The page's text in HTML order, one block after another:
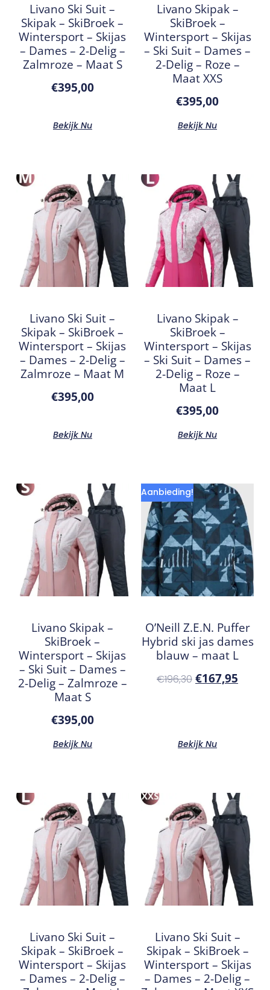
Livano Ski Suit –
Skipak – SkiBroek –
Wintersport – Skijas
– Dames – 2-Delig –
Zalmroze – Maat S
€395,00
Bekijk Nu
Livano Skipak –
SkiBroek –
Wintersport – Skijas
– Ski Suit – Dames –
2-Delig – Roze –
Maat XXS
€395,00
Bekijk Nu
Livano Ski Suit –
Skipak – SkiBroek –
Wintersport – Skijas
– Dames – 2-Delig –
Zalmroze – Maat M
€395,00
Bekijk Nu
Livano Skipak –
SkiBroek –
Wintersport – Skijas
– Ski Suit – Dames –
2-Delig – Roze –
Maat L
€395,00
Bekijk Nu
Livano Skipak –
SkiBroek –
Wintersport – Skijas
– Ski Suit – Dames –
2-Delig – Zalmroze –
Maat S
€395,00
Bekijk Nu
Aanbieding!
O’Neill Z.E.N. Puffer
Hybrid ski jas dames
blauw – maat L
€196,30 €167,95
Bekijk Nu
Livano Ski Suit –
Skipak – SkiBroek –
Wintersport – Skijas
– Dames – 2-Delig –
Livano Ski Suit –
Skipak – SkiBroek –
Wintersport – Skijas
– Dames – 2-Delig –